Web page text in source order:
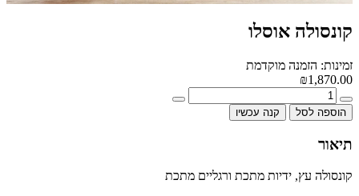
קונסולה אוסלו
זמינות: הזמנה מוקדמת
₪1,870.00
הוספה לסל קנה עכשיו
תיאור
קונסולה עץ, ידיות מתכת ורגליים מתכת